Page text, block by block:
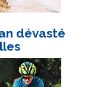
dévasté